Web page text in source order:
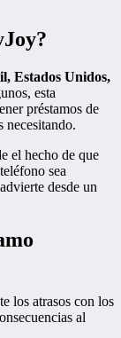
Estados Unidos,
esta
préstamos de
necesitando.
el hecho de que
sea
desde un
los atrasos con los
al